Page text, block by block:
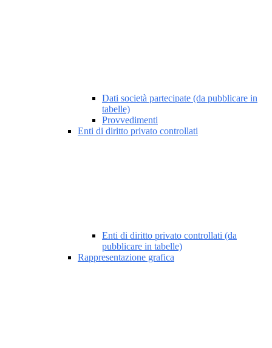
Dati società partecipate (da pubblicare in
tabelle)
Provvedimenti
Enti di diritto privato controllati
Enti di diritto privato controllati (da
pubblicare in tabelle)
Rappresentazione grafica